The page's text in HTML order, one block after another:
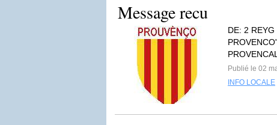
Message recu
DE: 2
Publié le 02
INFO LOCALE